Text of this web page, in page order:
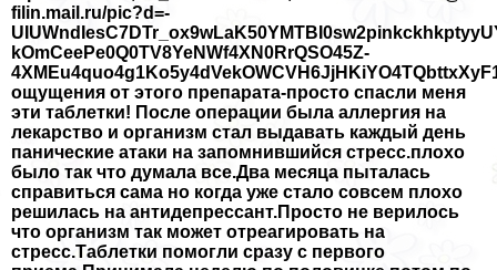
filin.mail.ru/pic?d=-
kOmCeePe0Q0TV8YeNWf4XN0RrQSO45Z-
ощущения от этого препарата-просто спасли меня
эти таблетки! После операции была аллергия на
лекарство и организм стал выдавать каждый день
панические атаки на запомнившийся стресс.плохо
было так что думала все.Два месяца пыталась
справиться сама но когда уже стало совсем плохо
решилась на антидепрессант.Просто не верилось
что организм так может отреагировать на
стресс.Таблетки помогли сразу с первого